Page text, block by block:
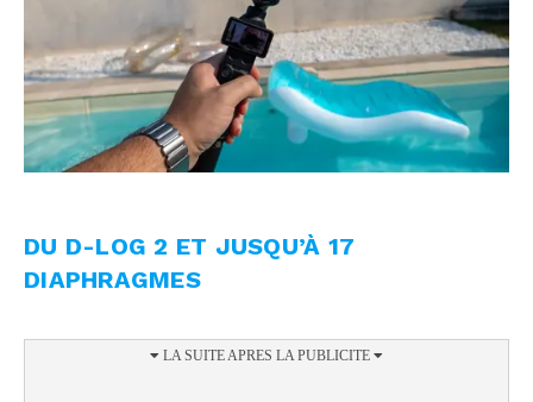
DU D-LOG 2 ET JUSQU’À 17
DIAPHRAGMES